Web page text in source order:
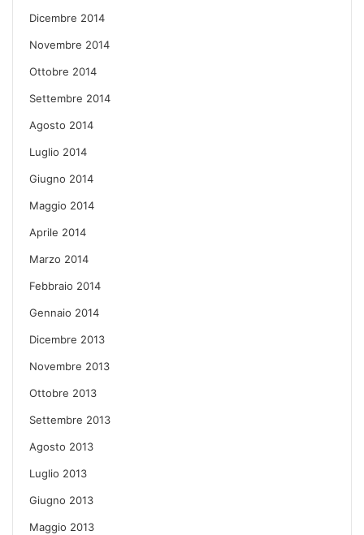
Dicembre 2014
Novembre 2014
Ottobre 2014
Settembre 2014
Agosto 2014
Luglio 2014
Giugno 2014
Maggio 2014
Aprile 2014
Marzo 2014
Febbraio 2014
Gennaio 2014
Dicembre 2013
Novembre 2013
Ottobre 2013
Settembre 2013
Agosto 2013
Luglio 2013
Giugno 2013
Maggio 2013